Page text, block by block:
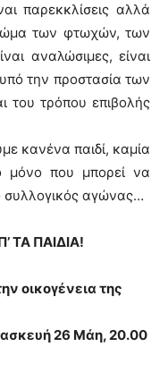
παρεκκλίσεις αλλά
των φτωχών, των
αναλώσιμες, είναι
την προστασία των
του τρόπου επιβολής
κανένα παιδί, καμία
μόνο που μπορεί να
συλλογικός αγώνας…
ΤΑ ΠΑΙΔΙΑ!
οικογένεια της
26 Μάη, 20.00